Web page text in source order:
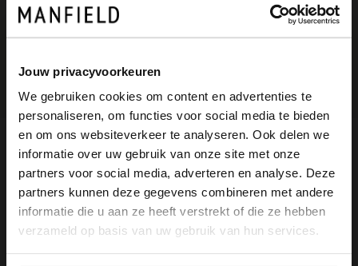
Jouw privacyvoorkeuren
We gebruiken cookies om content en advertenties te
personaliseren, om functies voor social media te bieden
en om ons websiteverkeer te analyseren. Ook delen we
informatie over uw gebruik van onze site met onze
partners voor social media, adverteren en analyse. Deze
partners kunnen deze gegevens combineren met andere
informatie die u aan ze heeft verstrekt of die ze hebben
verzameld op basis van uw gebruik van hun services.
Produktbeschreibung
Taupefarbene Veloursleder-Loafer mit 1
cm dicker Gummilaufsohle. Als
×
View this website in English?
It looks like your language isn't Dutch. Would
you like to switch to English?